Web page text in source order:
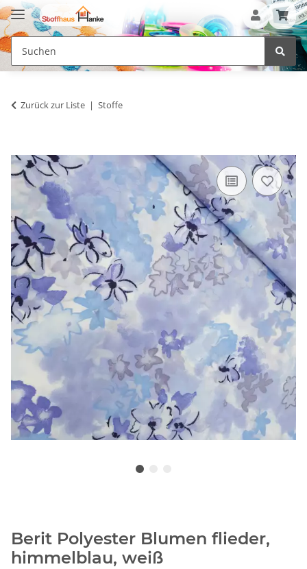
Zurück zur Liste Stoffe
Berit Polyester Blumen flieder,
himmelblau, weiß